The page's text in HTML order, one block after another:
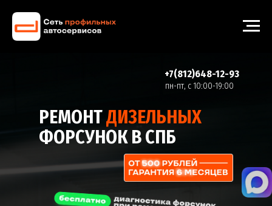
пн-пт, с 10:00-19:00
+7(812)648-12-93
РЕМОНТДИЗЕЛЬНЫХ
ФОРСУНОК В СПБ